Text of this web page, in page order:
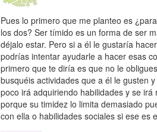
Pues lo primero que me planteo es
los dos? Ser tímido es un forma de ser
déjalo estar. Pero si a él le gustaría
podrías intentar ayudarle a hacer esas
primero que te diría es que no le
busquéis actividades que a él le gusten
poco irá adquiriendo habilidades y se
porque su timidez lo limita demasiado
con ella o habilidades sociales si ese es